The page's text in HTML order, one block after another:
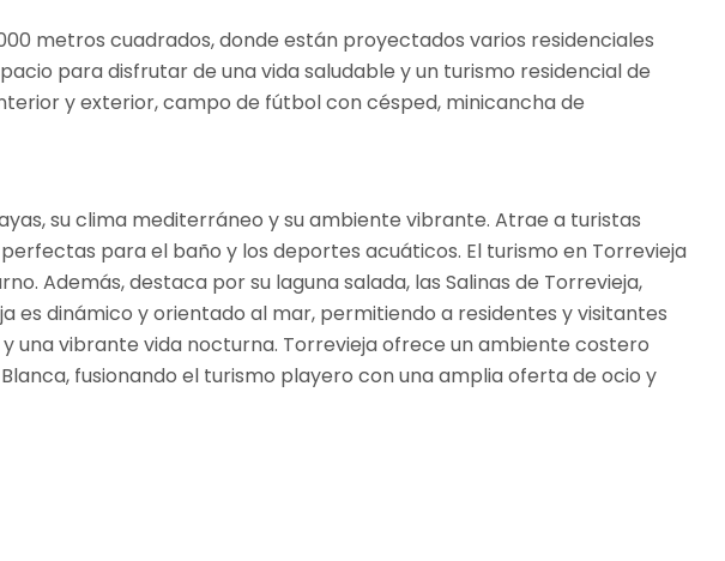
metros cuadrados, donde están proyectados varios residenciales
para disfrutar de una vida saludable y un turismo residencial de
y exterior, campo de fútbol con césped, minicancha de
su clima mediterráneo y su ambiente vibrante. Atrae a turistas
para el baño y los deportes acuáticos. El turismo en Torrevieja
Además, destaca por su laguna salada, las Salinas de Torrevieja,
es dinámico y orientado al mar, permitiendo a residentes y visitantes
una vibrante vida nocturna. Torrevieja ofrece un ambiente costero
fusionando el turismo playero con una amplia oferta de ocio y